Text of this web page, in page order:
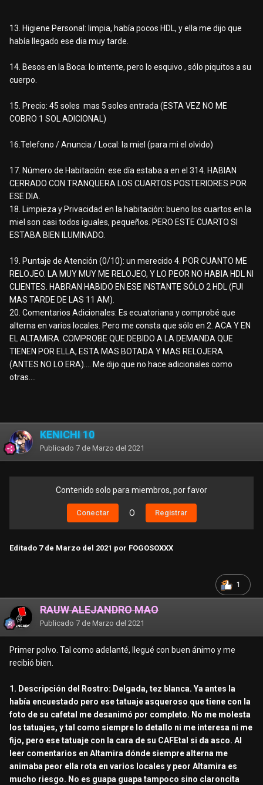
13. Higiene Personal: limpia, había pocos HDL, y ella me dijo que
había llegado ese dia muy tarde.
14. Besos en la Boca: lo intente, pero lo esquivo , sólo piquitos a su
cuerpo.
15. Precio: 45 soles mas 5 soles entrada (ESTA VEZ NO ME
COBRO 1 SOL ADICIONAL)
16.Telefono / Anuncia / Local: la miel (para mi el olvido)
17. Número de Habitación: ese día estaba a en el 314. HABIAN
CERRADO CON TRANQUERA LOS CUARTOS POSTERIORES POR
ESE DIA.
18. Limpieza y Privacidad en la habitación: bueno los cuartos en la
miel son casi todos iguales, pequeños. PERO ESTE CUARTO SI
ESTABA BIEN ILUMINADO.
19. Puntaje de Atención (0/10): un merecido 4. POR CUANTO ME
RELOJEO. LA MUY MUY ME RELOJEO, Y LO PEOR NO HABIA HDL NI
CLIENTES. HABRAN HABIDO EN ESE INSTANTE SÓLO 2 HDL (FUI
MAS TARDE DE LAS 11 AM).
20. Comentarios Adicionales: Es ecuatoriana y comprobé que
alterna en varios locales. Pero me consta que sólo en 2. ACA Y EN
EL ALTAMIRA. COMPROBE QUE DEBIDO A LA DEMANDA QUE
TIENEN POR ELLA, ESTA MAS BOTADA Y MAS RELOJERA
(ANTES NO LO ERA)…. Me dijo que no hace adicionales como
otras….
KENICHI 10
Publicado 7 de Marzo del 2021
Contenido solo para miembros, por favor
Conectar O Registrar
Editado 7 de Marzo del 2021 por FOGOSOXXX
1
RAUW ALEJANDRO MAO
Publicado 7 de Marzo del 2021
Primer polvo. Tal como adelanté, llegué con buen ánimo y me
recibió bien.
1. Descripción del Rostro: Delgada, tez blanca. Ya antes la
había encuestado pero ese tatuaje asqueroso que tiene con la
foto de su cafetal me desanimó por completo. No me molesta
los tatuajes, y tal como siempre lo detallo ni me interesa ni me
fijo, pero ese tatuaje con la cara de su CAFEtal si da asco. Al
leer comentarios en Altamira dónde siempre alterna me
animaba peor ella rota en varios locales y peor Altamira es
mucho riesgo. No es guapa guapa tampoco sino claroncita